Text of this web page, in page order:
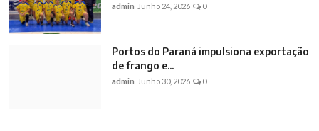
admin Junho 24, 2026 0
Portos do Paraná impulsiona exportação
de frango e...
admin Junho 30, 2026 0